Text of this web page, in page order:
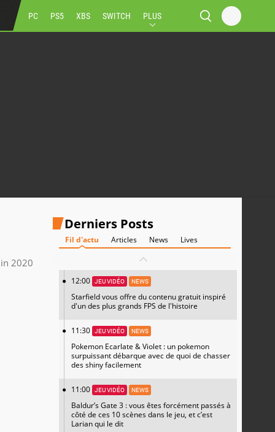
PC PS5 XBS SWITCH PLUS
2020
Derniers Posts
Fil d'actu Articles News Lives
12:00 JEU VIDÉO NEWS
Starfield vous offre du contenu gratuit inspiré
d'un des plus grands FPS de l'histoire
11:30 JEU VIDÉO NEWS
Pokemon Ecarlate & Violet : un pokemon
surpuissant débarque avec de quoi de chasser
des shiny facilement
11:00 JEU VIDÉO NEWS
Baldur’s Gate 3 : vous êtes forcément passés à
côté de ces 10 scènes dans le jeu, et c’est
Larian qui le dit